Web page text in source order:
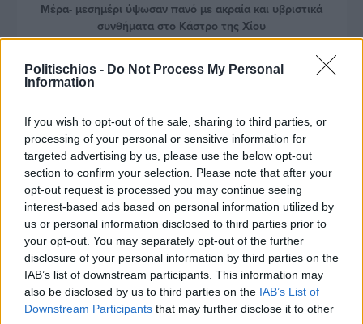
Politischios - Do Not Process My Personal
Information
If you wish to opt-out of the sale, sharing to third parties, or
processing of your personal or sensitive information for
targeted advertising by us, please use the below opt-out
section to confirm your selection. Please note that after your
opt-out request is processed you may continue seeing
interest-based ads based on personal information utilized by
us or personal information disclosed to third parties prior to
your opt-out. You may separately opt-out of the further
disclosure of your personal information by third parties on the
IAB’s list of downstream participants. This information may
also be disclosed by us to third parties on the IAB’s List of
Downstream Participants that may further disclose it to other
Μέρα- μεσημέρι ύψωσαν πανό με ακραία και υβριστικά
συνθήματα στο Κάστρο της Χίου